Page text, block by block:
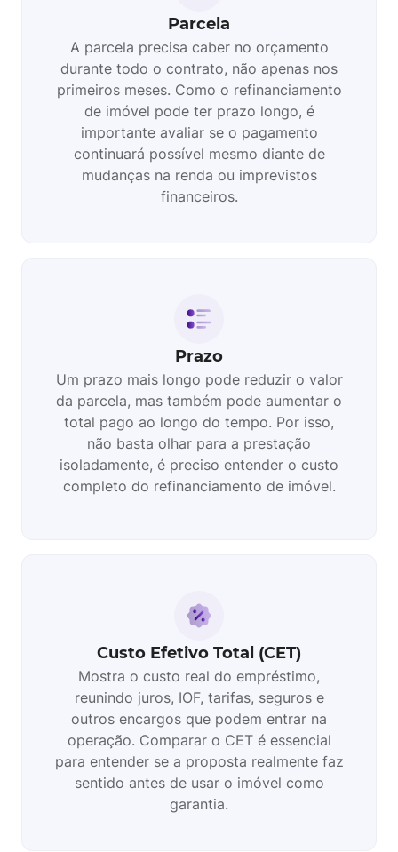
Parcela
A parcela precisa caber no orçamento
durante todo o contrato, não apenas nos
primeiros meses. Como o refinanciamento
de imóvel pode ter prazo longo, é
importante avaliar se o pagamento
continuará possível mesmo diante de
mudanças na renda ou imprevistos
financeiros.
Prazo
Um prazo mais longo pode reduzir o valor
da parcela, mas também pode aumentar o
total pago ao longo do tempo. Por isso,
não basta olhar para a prestação
isoladamente, é preciso entender o custo
completo do refinanciamento de imóvel.
Custo Efetivo Total (CET)
Mostra o custo real do empréstimo,
reunindo juros, IOF, tarifas, seguros e
outros encargos que podem entrar na
operação. Comparar o CET é essencial
para entender se a proposta realmente faz
sentido antes de usar o imóvel como
garantia.